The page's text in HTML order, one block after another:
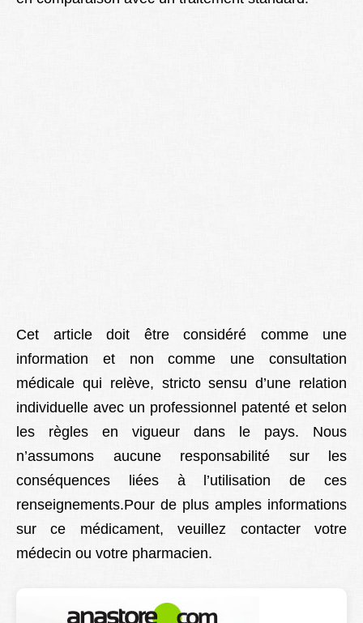
Cet article doit être considéré comme une
information et non comme une consultation
médicale qui relève, stricto sensu d’une relation
individuelle avec un professionnel patenté et selon
les règles en vigueur dans le pays. Nous
n’assumons aucune responsabilité sur les
conséquences liées à l’utilisation de ces
renseignements.Pour de plus amples informations
sur ce médicament, veuillez contacter votre
médecin ou votre pharmacien.